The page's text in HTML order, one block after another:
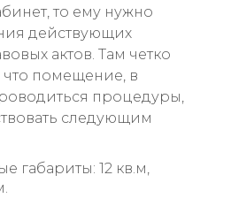
то ему нужно
действующих
актов. Там четко
что помещение, в
процедуры,
следующим
габариты: 12 кв.м,